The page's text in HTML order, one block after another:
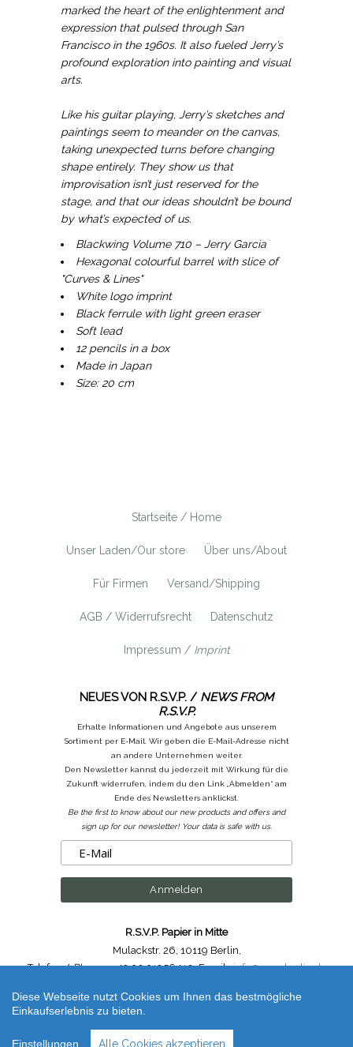
marked the heart of the enlightenment and
expression that pulsed through San
Francisco in the 1960s. It also fueled Jerry’s
profound exploration into painting and visual
arts.
Like his guitar playing, Jerry’s sketches and
paintings seem to meander on the canvas,
taking unexpected turns before changing
shape entirely. They show us that
improvisation isn’t just reserved for the
stage, and that our ideas shouldn’t be bound
by what’s expected of us.
Blackwing Volume 710 – Jerry Garcia
Hexagonal colourful barrel with slice of
"Curves & Lines"
White logo imprint
Black ferrule with light green eraser
Soft lead
12 pencils in a box
Made in Japan
Size: 20 cm
Startseite / Home
Unser Laden/Our store Über uns/About
Für Firmen Versand/Shipping
AGB / Widerrufsrecht Datenschutz
Impressum / Imprint
NEUES VON R.S.V.P. / NEWS FROM
R.S.V.P.
Erhalte Informationen und Angebote aus unserem
Sortiment per E-Mail. Wir geben die E-Mail-Adresse nicht
an andere Unternehmen weiter.
Den Newsletter kannst du jederzeit mit Wirkung für die
Zukunft widerrufen, indem du den Link „Abmelden“ am
Ende des Newsletters anklickst.
Be the first to know about our new products and offers and
sign up for our newsletter! Your data is safe with us.
R.S.V.P. Papier in Mitte
Mulackstr. 26 10119 Berlin
Telefon /Phone: ++49.30.31956410,Email :info@rsvp-berlin.de
Shop erstellt mit VersaCommerce.
(Blackwing) | Artikelnummer /Code: blackwing_Vol710
Diese Webseite nutzt Cookies um Ihnen das bestmögliche
Einkaufserlebnis zu bieten.
Einstellungen Alle Cookies akzeptieren